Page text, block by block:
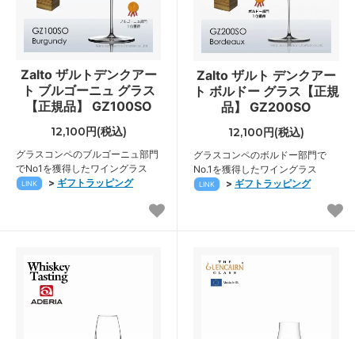
Zalto ザルトデンクアー
ト ブルゴーニュ グラス
【正規品】 GZ100SO
12,100円(税込)
グラスコンペのブルゴーニュ部門
でNo1を獲得したワイングラス
LINK > ギフトラッピング
Zalto ザルト デンクアー
ト ボルドー グラス【正規
品】 GZ200SO
12,100円(税込)
グラスコンペのボルドー部門で
No.1を獲得したワイングラス
LINK > ギフトラッピング